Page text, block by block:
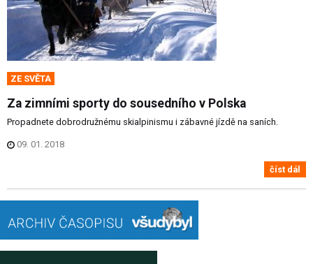
ZE SVĚTA
Za zimními sporty do sousedního v Polska
Propadnete dobrodružnému skialpinismu i zábavné jízdě na saních.
09. 01. 2018
číst dál